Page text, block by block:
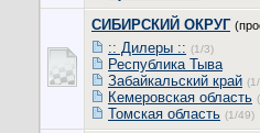
СИБИРСКИЙ ОКРУГ
:: Дилеры :: (1/3)
Республика Тыва
Забайкальский край
Кемеровская область
Томская область (1/49)